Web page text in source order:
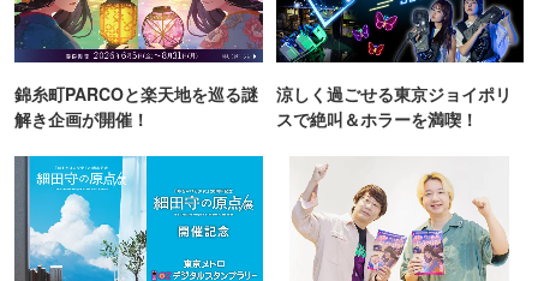
錦糸町PARCOと楽天地を巡る謎
解き企画が開催！
涼しく過ごせる東京ジョイポリ
スで絶叫＆ホラーを満喫！